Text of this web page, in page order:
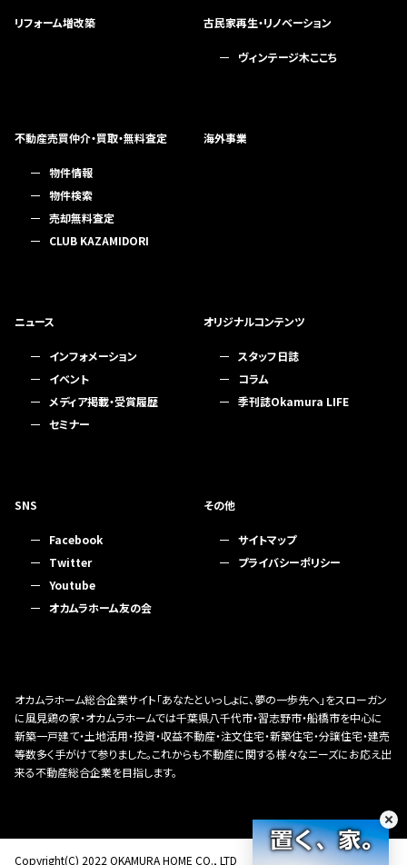
リフォーム増改築 古民家再生・リノベーション
ヴィンテージ木ここち
不動産売買仲介・買取・無料査定
物件情報
物件検索
売却無料査定
CLUB KAZAMIDORI
海外事業
ニュース
インフォメーション
イベント
メディア掲載・受賞履歴
セミナー
オリジナルコンテンツ
スタッフ日誌
コラム
季刊誌Okamura LIFE
SNS
Facebook
Twitter
Youtube
オカムラホーム友の会
その他
サイトマップ
プライバシーポリシー
オカムラホーム総合企業サイト「あなたといっしょに、夢の一歩先へ」をスローガン
に風見鶏の家・オカムラホームでは千葉県八千代市・習志野市・船橋市を中心に
新築一戸建て・土地活用・投資・収益不動産・注文住宅・新築住宅・分譲住宅・建売
等数多く手がけて参りました。これからも不動産に関する様々なニーズにお応え出
来る不動産総合企業を目指します。
Copyright(C) 2022 OKAMURA HOME CO., LTD